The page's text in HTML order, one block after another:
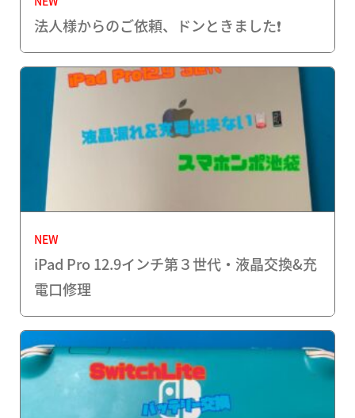
法人様からのご依頼、ドンときました❗️
NEW
iPad Pro 12.9インチ第３世代・液晶交換&充
電口修理